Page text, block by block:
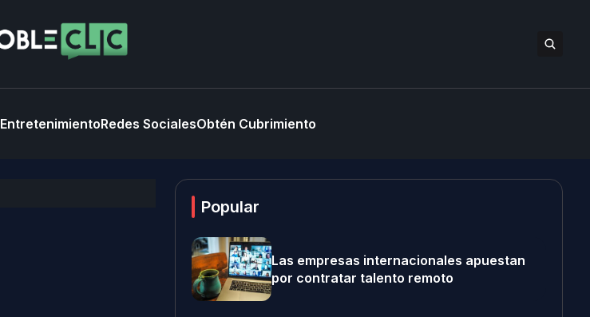
EntretenimientoRedes SocialesObtén Cubrimiento
Popular
Las empresas internacionales apuestan
por contratar talento remoto